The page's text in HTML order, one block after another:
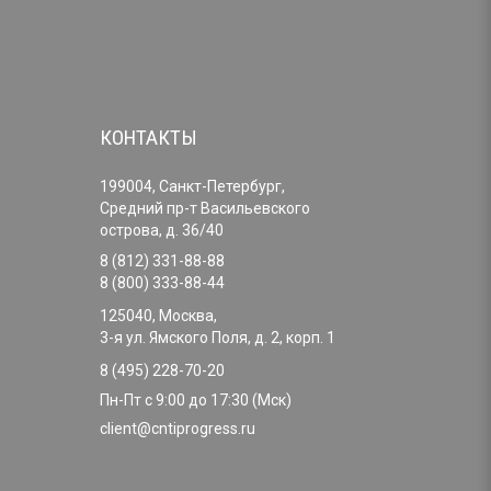
КОНТАКТЫ
199004, Санкт-Петербург,
Средний пр-т Васильевского
острова, д. 36/40
8 (812) 331-88-88
8 (800) 333-88-44
125040, Москва,
3-я ул. Ямского Поля, д. 2, корп. 1
8 (495) 228-70-20
Пн-Пт с 9:00 до 17:30 (Мск)
client@cntiprogress.ru